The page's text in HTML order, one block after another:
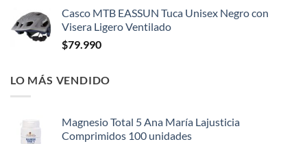
Casco MTB EASSUN Tuca Unisex Negro con
Visera Ligero Ventilado
$79.990
LO MÁS VENDIDO
Magnesio Total 5 Ana María Lajusticia
Comprimidos 100 unidades